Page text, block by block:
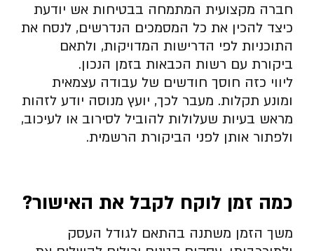
חברה מקצועית המתמחה בבטיחות אש יודעת
כיצד להכין את כל המסמכים הנדרשים, לנסח את
התוכניות לפי הדרישות המדויקות, ולתאם
ביקורת עם רשות הכבאות בזמן הנכון.
ליווי כזה חוסך חודשים של עבודה עצמאית
ומונע תקלות. מעבר לכך, יועץ מנוסה יודע לזהות
מראש בעיות שעלולות להוביל לסירוב או לעיכוב,
ולפתור אותן לפני הביקורת הרשמית.
כמה זמן לוקח לקבל את האישור?
משך הזמן משתנה בהתאם לגודל העסק